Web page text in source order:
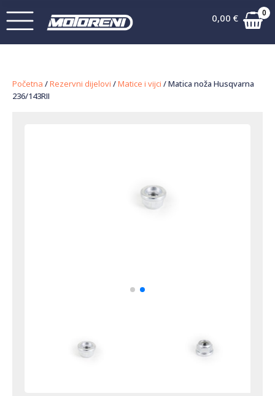
0,00 € 0
Početna /Rezervni dijelovi /Matice i vijci / Matica noža Husqvarna
236/143RII